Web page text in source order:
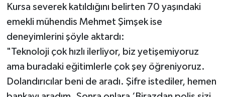
Kursa severek katıldığını belirten 70 yaşındaki
emekli mühendis Mehmet Şimşek ise
deneyimlerini şöyle aktardı:
"Teknoloji çok hızlı ilerliyor, biz yetişemiyoruz
ama buradaki eğitimlerle çok şey öğreniyoruz.
Dolandırıcılar beni de aradı. Şifre istediler, hemen